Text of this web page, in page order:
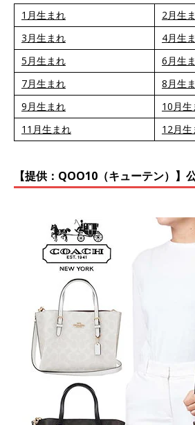
1月生まれ
2月生
3月生まれ
4月生
5月生まれ
6月生
7月生まれ
8月生
9月生まれ
10月生
11月生まれ
12月生
【提供：QOO10（キューテン）】